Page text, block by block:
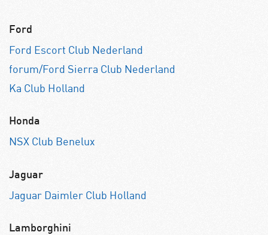
Ford
Ford Escort Club Nederland
forum/Ford Sierra Club Nederland
Ka Club Holland
Honda
NSX Club Benelux
Jaguar
Jaguar Daimler Club Holland
Lamborghini